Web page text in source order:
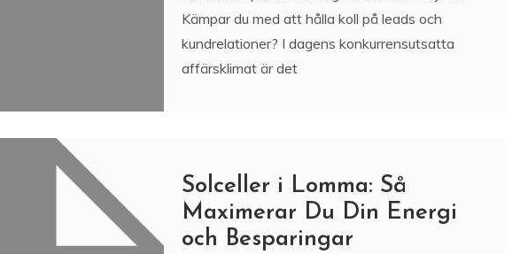
Kämpar du med att hålla koll på leads och
kundrelationer? I dagens konkurrensutsatta
affärsklimat är det
Solceller i Lomma: Så
Maximerar Du Din Energi
och Besparingar